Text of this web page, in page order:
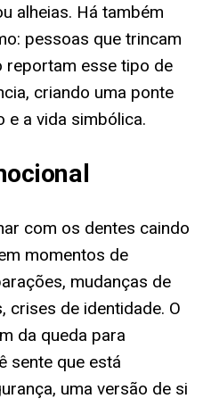
alheias. Há também
pessoas que trincam
reportam esse tipo de
criando uma ponte
a vida simbólica.
com os dentes caindo
momentos de
mudanças de
crises de identidade. O
da queda para
sente que está
uma versão de si